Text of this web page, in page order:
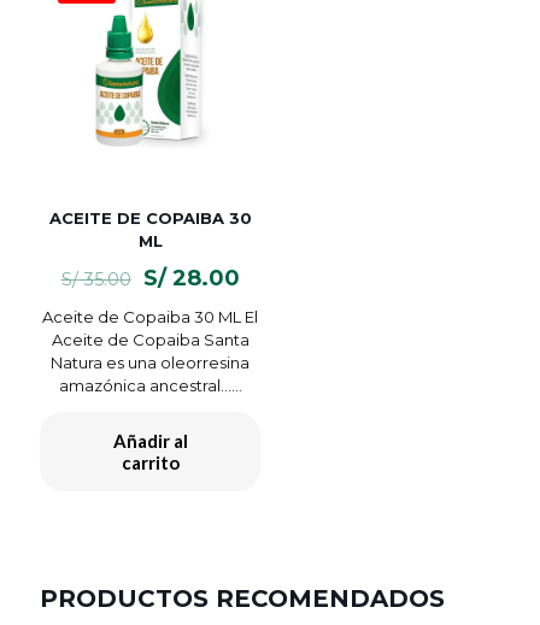
ACEITE DE COPAIBA 30
ML
S/35.00
El
original
era:
S/ 35.00.
S/28.00El
actual
es:
S/ 28.00.
Aceite de Copaiba 30 ML El
Aceite de Copaiba Santa
Natura es una oleorresina
amazónica ancestral…...
Añadir al
carrito
PRODUCTOS RECOMENDADOS